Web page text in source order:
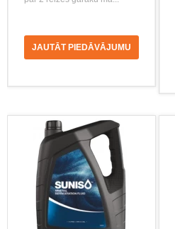
JAUTĀT PIEDĀVĀJUMU